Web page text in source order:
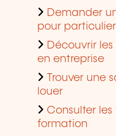
Demander
pour
Découvrir
en entreprise
Trouver une
louer
Consulter
formation